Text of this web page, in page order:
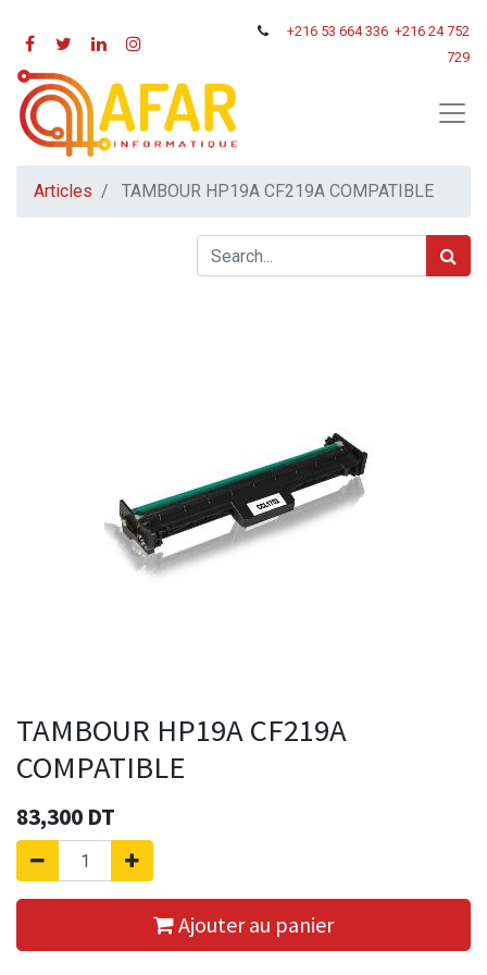
+216 53 664 336 +216 24 752
729
Articles TAMBOUR HP19A CF219A COMPATIBLE
TAMBOUR HP19A CF219A
COMPATIBLE
83,300 DT
Ajouter au panier